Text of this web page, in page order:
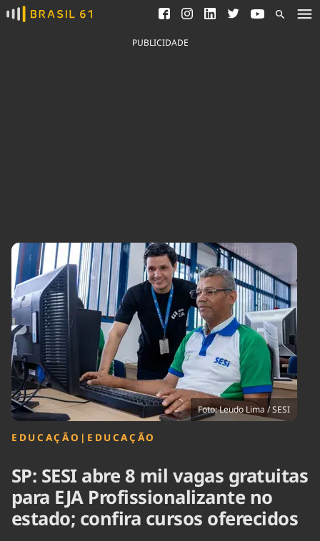
Ver todas as notícias
Saneamento
Indicadores
Agronegócios
Brasil
Brasil Mineral
Ciência &
Tecnologia
Cinema
Comportamento
Cultura
Economia
Educação
Infraestrutura
Internacional
Meio Ambiente
Podcast
Política
Saúde
Tempo
PUBLICIDADE
Foto: Leudo Lima / SESI
EDUCAÇÃO | EDUCAÇÃO
SP: SESI abre 8 mil vagas gratuitas
para EJA Profissionalizante no
estado; confira cursos oferecidos